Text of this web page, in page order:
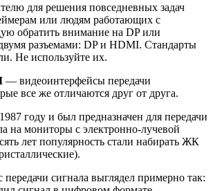
для решения повседневных задач
или людям работающих с
обратить внимание на DP или
разъемами: DP и HDMI. Стандарты
Не используйте их.
— видеоинтерфейсы передачи
все же отличаются друг от друга.
году и был предназначен для передачи
на мониторы с электронно-лучевой
лет популярность стали набирать ЖК
сигнала выглядел примерно так: